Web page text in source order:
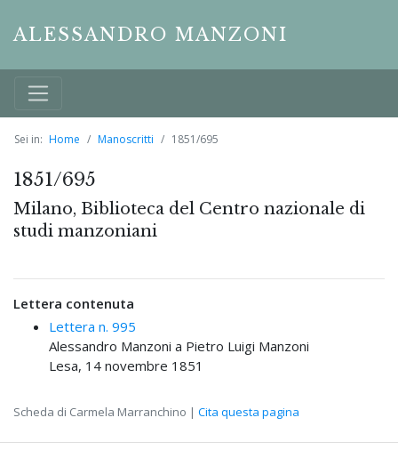
ALESSANDRO MANZONI
Sei in: Home Manoscritti 1851/695
1851/695
Milano, Biblioteca del Centro nazionale di
studi manzoniani
Lettera contenuta
Lettera n. 995
Alessandro Manzoni a Pietro Luigi Manzoni
Lesa, 14 novembre 1851
Scheda di Carmela Marranchino | Cita questa pagina